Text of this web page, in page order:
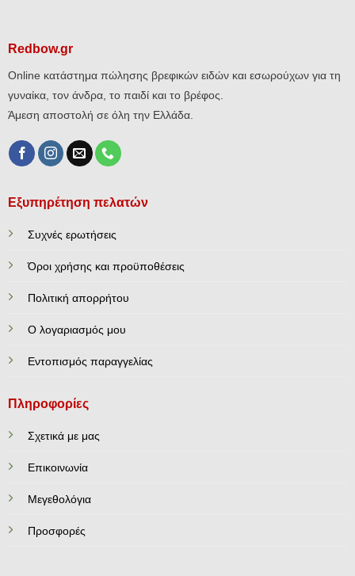
Redbow.gr
Online κατάστημα πώλησης βρεφικών ειδών και εσωρούχων για τη
γυναίκα, τον άνδρα, το παιδί και το βρέφος.
Άμεση αποστολή σε όλη την Ελλάδα.
Εξυπηρέτηση πελατών
Συχνές ερωτήσεις
Όροι χρήσης και προϋποθέσεις
Πολιτική απορρήτου
Ο λογαριασμός μου
Εντοπισμός παραγγελίας
Πληροφορίες
Σχετικά με μας
Επικοινωνία
Mεγεθολόγια
Προσφορές